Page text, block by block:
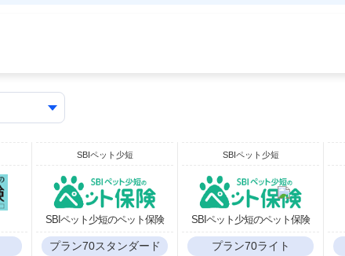
SBIペット少短
SBIペット少短のペット保険
プラン70スタンダード
SBIペット少短
SBIペット少短のペット保険
プラン70ライト